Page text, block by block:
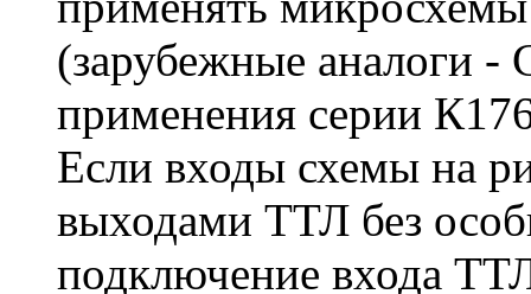
(зарубежные аналоги
применения серии
Если входы схемы на
выходами ТТЛ без
подключение входа